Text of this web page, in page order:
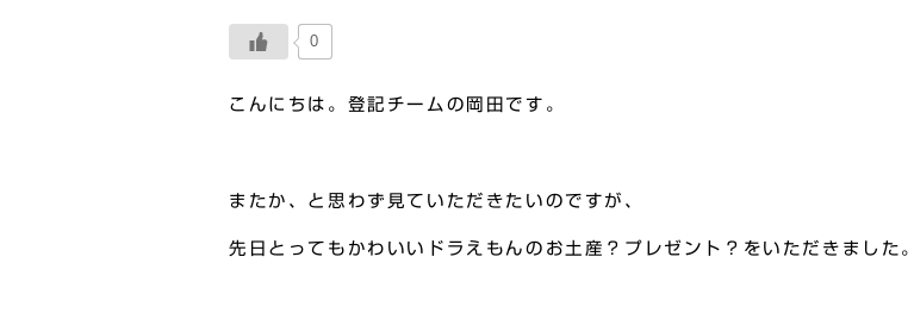
0
こんにちは。登記チームの岡田です。
またか、と思わず見ていただきたいのですが、
先日とってもかわいいドラえもんのお土産？プレゼント？をいただきました。